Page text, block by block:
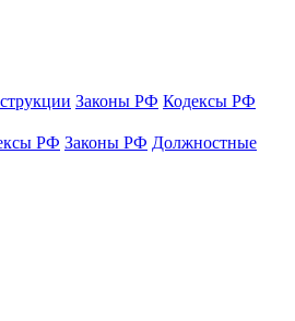
Законы РФ Кодексы РФ
РФ Законы РФ Должностные